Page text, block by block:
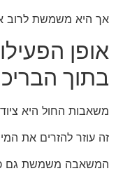
אך היא משמשת לרוב
אופן
בתוך
משאבות החול היא
זה עוזר להזרים את
המשאבה משמשת גם